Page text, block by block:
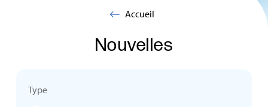
Accueil
Nouvelles
Type